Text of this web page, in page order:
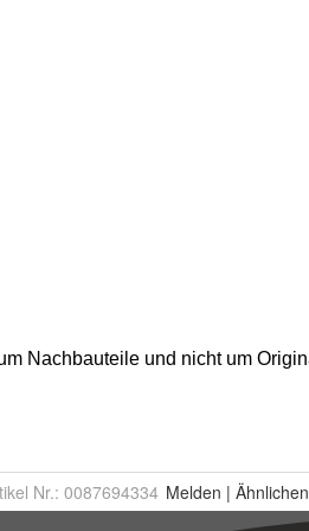
Nr.: 0087694334 Melden | Ähnlichen